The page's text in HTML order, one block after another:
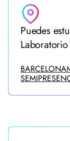
Puedes
BARCELONA